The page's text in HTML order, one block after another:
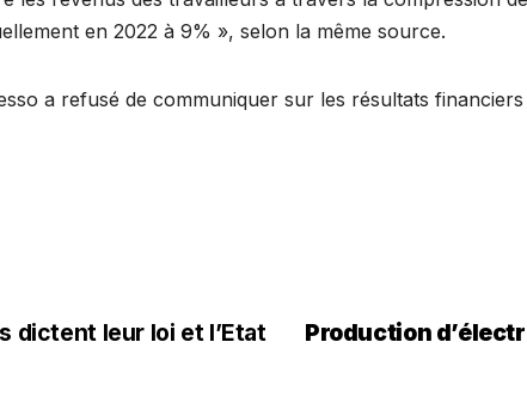
en 2022 à 9% », selon la même source.
a refusé de communiquer sur les résultats
Production
dictent leur loi et l’Etat